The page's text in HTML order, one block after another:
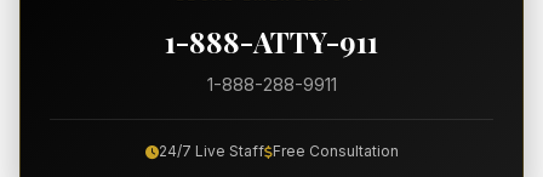
1-888-ATTY-911
1-888-288-9911
24/7 Live Staff Free Consultation